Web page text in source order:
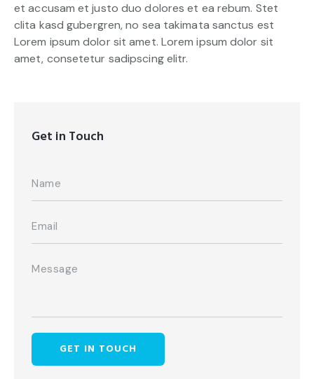
et accusam et justo duo dolores et ea rebum. Stet
clita kasd gubergren, no sea takimata sanctus est
Lorem ipsum dolor sit amet. Lorem ipsum dolor sit
amet, consetetur sadipscing elitr.
Get in Touch